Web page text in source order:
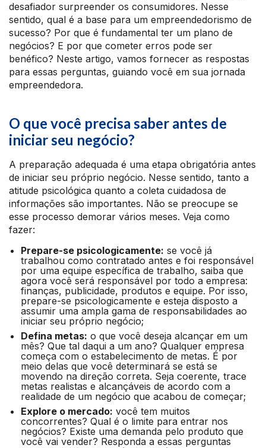
desafiador surpreender os consumidores. Nesse
sentido, qual é a base para um empreendedorismo de
sucesso? Por que é fundamental ter um plano de
negócios? E por que cometer erros pode ser
benéfico? Neste artigo, vamos fornecer as respostas
para essas perguntas, guiando você em sua jornada
empreendedora.
O que você precisa saber antes de
iniciar seu negócio?
A preparação adequada é uma etapa obrigatória antes
de iniciar seu próprio negócio. Nesse sentido, tanto a
atitude psicológica quanto a coleta cuidadosa de
informações são importantes. Não se preocupe se
esse processo demorar vários meses. Veja como
fazer:
Prepare-se psicologicamente: se você já
trabalhou como contratado antes e foi responsável
por uma equipe específica de trabalho, saiba que
agora você será responsável por todo a empresa:
finanças, publicidade, produtos e equipe. Por isso,
prepare-se psicologicamente e esteja disposto a
assumir uma ampla gama de responsabilidades ao
iniciar seu próprio negócio;
Defina metas: o que você deseja alcançar em um
mês? Que tal daqui a um ano? Qualquer empresa
começa com o estabelecimento de metas. É por
meio delas que você determinará se está se
movendo na direção correta. Seja coerente, trace
metas realistas e alcançáveis de acordo com a
realidade de um negócio que acabou de começar;
Explore o mercado: você tem muitos
concorrentes? Qual é o limite para entrar nos
negócios? Existe uma demanda pelo produto que
você vai vender? Responda a essas perguntas